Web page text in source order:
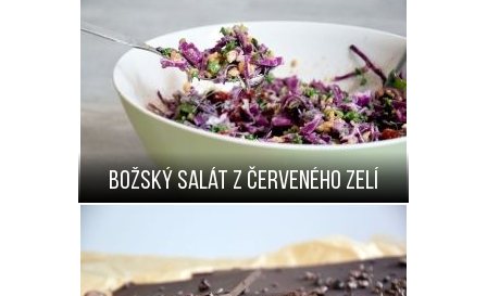
Božský salát z červeného zelí